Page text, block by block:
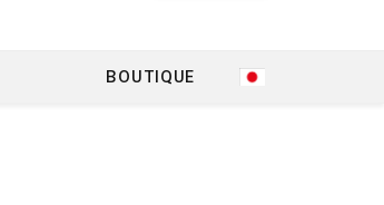
BOUTIQUE